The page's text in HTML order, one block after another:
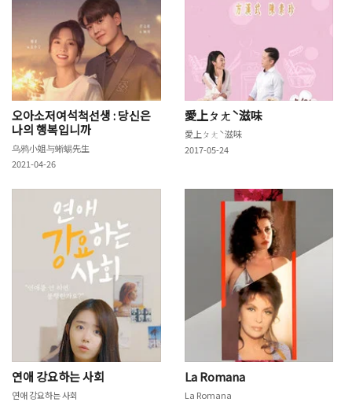
오아소저여석척선생 : 당신은
나의 행복입니까
乌鸦小姐与蜥蜴先生
2021-04-26
愛上ㄆㄤˋ滋味
愛上ㄆㄤˋ滋味
2017-05-24
연애 강요하는 사회
연애 강요하는 사회
La Romana
La Romana